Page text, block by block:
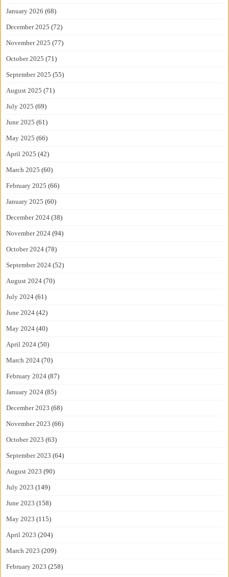
January 2026 (68)
December 2025 (72)
November 2025 (77)
October 2025 (71)
September 2025 (55)
August 2025 (71)
July 2025 (69)
June 2025 (61)
May 2025 (66)
April 2025 (42)
March 2025 (60)
February 2025 (66)
January 2025 (60)
December 2024 (38)
November 2024 (94)
October 2024 (78)
September 2024 (52)
August 2024 (70)
July 2024 (61)
June 2024 (42)
May 2024 (40)
April 2024 (50)
March 2024 (70)
February 2024 (87)
January 2024 (85)
December 2023 (68)
November 2023 (66)
October 2023 (63)
September 2023 (64)
August 2023 (90)
July 2023 (149)
June 2023 (158)
May 2023 (115)
April 2023 (204)
March 2023 (209)
February 2023 (258)